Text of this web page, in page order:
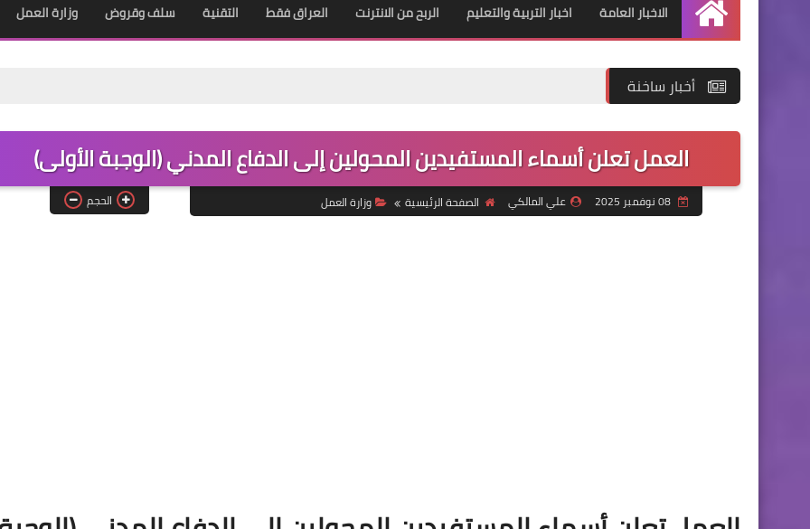
الرئيسية
الاخبار العامة اخبار التربية والتعليم الربح من الانترنت العراق فقط التقنية سلف وقروض وزارة العمل
أخبار ساخنة
العمل تعلن أسماء المستفيدين المحولين إلى الدفاع المدني (الوجبة الأولى)
علي المالكي الصفحة الرئيسية وزارة العمل الحجم